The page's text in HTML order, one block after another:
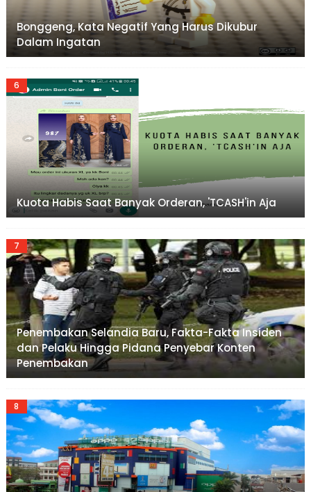
Bonggeng, Kata Negatif Yang Harus Dikubur
Dalam Ingatan
Kuota Habis Saat Banyak Orderan, 'TCASH'in Aja
Penembakan Selandia Baru, Fakta-Fakta Insiden
dan Pelaku Hingga Pidana Penyebar Konten
Penembakan